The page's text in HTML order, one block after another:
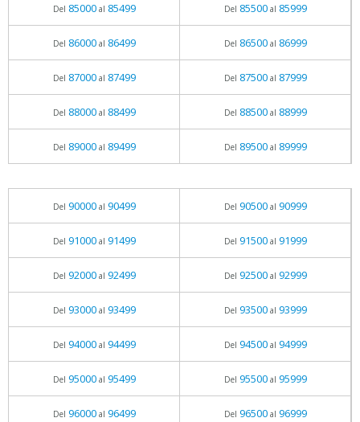
Del 85000al 85499 Del 85500al 85999
Del 86000al 86499 Del 86500al 86999
Del 87000al 87499 Del 87500al 87999
Del 88000al 88499 Del 88500al 88999
Del 89000al 89499 Del 89500al 89999
Del 90000al 90499 Del 90500al 90999
Del 91000al 91499 Del 91500al 91999
Del 92000al 92499 Del 92500al 92999
Del 93000al 93499 Del 93500al 93999
Del 94000al 94499 Del 94500al 94999
Del 95000al 95499 Del 95500al 95999
Del 96000al 96499 Del 96500al 96999